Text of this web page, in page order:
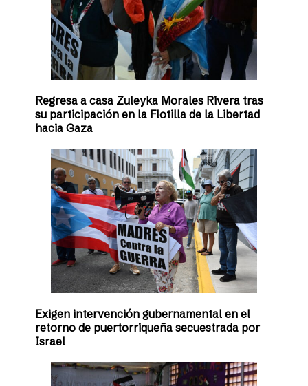
Regresa a casa Zuleyka Morales Rivera tras
su participación en la Flotilla de la Libertad
hacia Gaza
Exigen intervención gubernamental en el
retorno de puertorriqueña secuestrada por
Israel